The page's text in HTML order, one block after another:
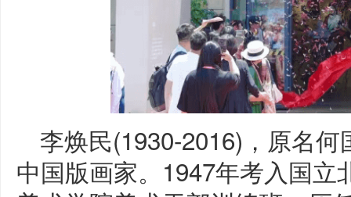
李焕民(1930-2016)，原名
中国版画家。1947年考入国